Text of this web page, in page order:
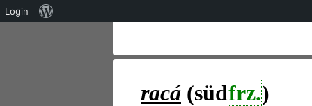
racá (südfrz.)
Login